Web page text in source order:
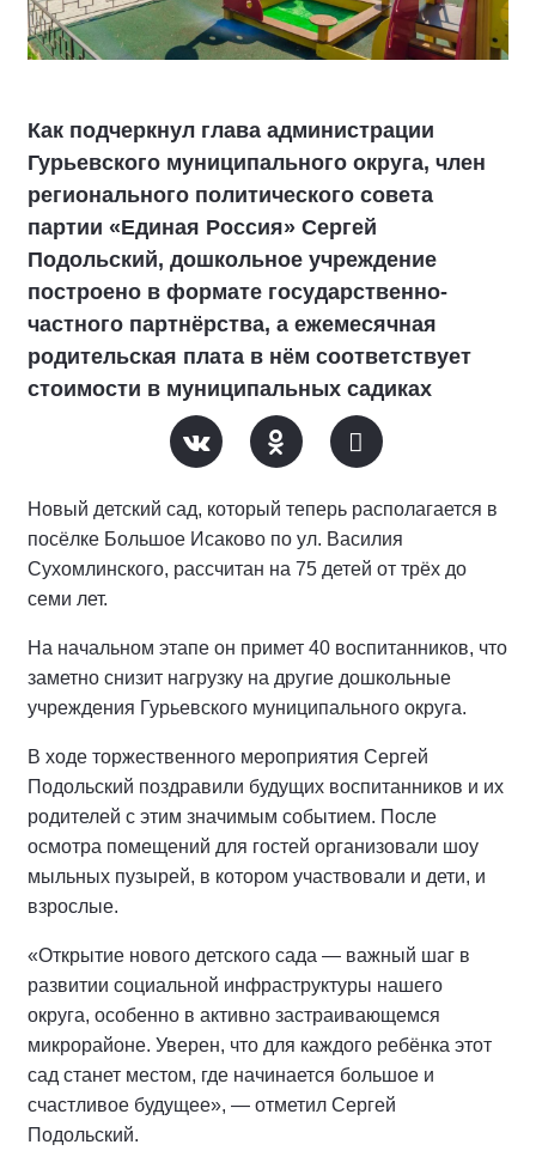
Как подчеркнул глава администрации
Гурьевского муниципального округа, член
регионального политического совета
партии «Единая Россия» Сергей
Подольский, дошкольное учреждение
построено в формате государственно-
частного партнёрства, а ежемесячная
родительская плата в нём соответствует
стоимости в муниципальных садиках
Новый детский сад, который теперь располагается в
посёлке Большое Исаково по ул. Василия
Сухомлинского, рассчитан на 75 детей от трёх до
семи лет.
На начальном этапе он примет 40 воспитанников, что
заметно снизит нагрузку на другие дошкольные
учреждения Гурьевского муниципального округа.
В ходе торжественного мероприятия Сергей
Подольский поздравили будущих воспитанников и их
родителей с этим значимым событием. После
осмотра помещений для гостей организовали шоу
мыльных пузырей, в котором участвовали и дети, и
взрослые.
«Открытие нового детского сада — важный шаг в
развитии социальной инфраструктуры нашего
округа, особенно в активно застраивающемся
микрорайоне. Уверен, что для каждого ребёнка этот
сад станет местом, где начинается большое и
счастливое будущее», — отметил Сергей
Подольский.